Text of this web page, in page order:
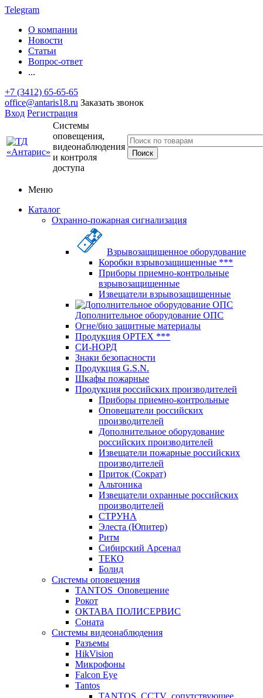
Telegram
О компании
Новости
Статьи
Вопрос-ответ
...
+7 (3412) 65-65-65
office@antaris18.ru Заказать звонок
Вход Регистрация
Системы
оповещения,
видеонаблюдения
и контроля
доступа
Меню
Каталог
Охранно-пожарная сигнализация
Взрывозащищенное оборудование
Коробки взрывозащищенные ***
Приборы приемно-контрольные
взрывозащищенные
Извещатели взрывозащищенные
Дополнительное оборудование ОПС
Огне/био защитные материалы
Продукция OPTEХ ***
СИ-НОРД
Знаки безопасности
Продукция G.S.N.
Шкафы пожарные
Продукция российских производителей
Приборы приемно-контрольные
Оповещатели российских
производителей
Дополнительное оборудование
российских производителей
Извещатели пожарные российских
производителей
Приток (Сократ)
Альтоника
Извещатели охранные российских
производителей
СТРУНА
Элеста (Юпитер)
Ритм
Сибирский Арсенал
ТЕКО
Болид
Системы оповещения
TANTOS_Оповещение
Рокот
ОКТАВА ПОЛИСЕРВИС
Соната
Системы видеонаблюдения
Разъемы
HikVision
Микрофоны
Falcon Eye
Tantos
TANTOS_CCTV_сопутствующее